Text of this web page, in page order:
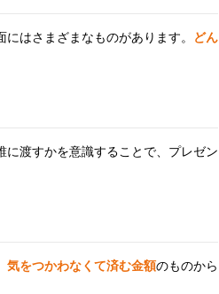
はさまざまなものがあります。
どん
に渡すかを意識することで、プレゼン
気をつかわなくて済む金額のものから